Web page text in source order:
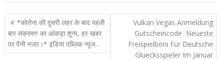
P
o
s
*कोरोना की दूसरी लहर के बाद पहली
बार संक्रमण का आंकड़ा शून्य, हर खबर
पर पैनी नजर।* इंडिया पब्लिक न्यूज…
Vulkan Vegas Anmeldung
Gutscheincode ️ Neueste
Freispielboni Für Deutsche
Gluecksspieler Im Januar